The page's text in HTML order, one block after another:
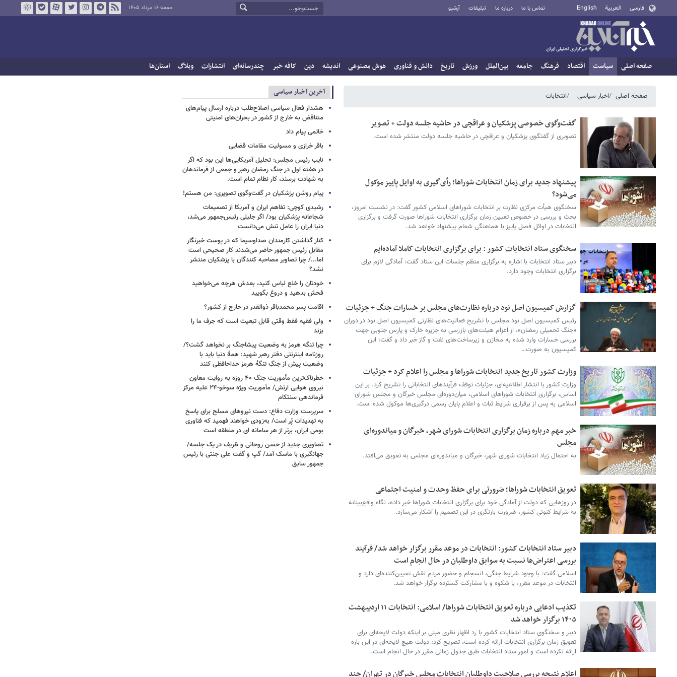
فارسی العربية English تماس با ما درباره ما تبلیغات آرشیو جمعه ۱۶ مرداد ۱۴۰۵
صفحه اصلی سیاست اقتصاد فرهنگ جامعه بین‌الملل ورزش تاریخ دانش و فناوری هوش مصنوعی اندیشه دین کافه خبر چندرسانه‌ای انتشارات وبلاگ استان‌ها
صفحه اصلی اخبار سیاسی انتخابات
گفت‌وگوی خصوصی پزشکیان و عراقچی در حاشیه جلسه دولت + تصویر
تصویری از گفتگوی پزشکیان و عراقچی در حاشیه جلسه دولت منتشر شده است.
پیشنهاد جدید برای زمان انتخابات شوراها؛ رأی‌گیری به اوایل پاییز موکول
می‌شود؟
سخنگوی هیأت مرکزی نظارت بر انتخابات شوراهای اسلامی کشور گفت: در نشست امروز،
بحث و بررسی در خصوص تعیین زمان برگزاری انتخابات شوراها صورت گرفت و برگزاری
انتخابات در اوائل فصل پاییز با هماهنگی شعام پیشنهاد خواهد شد.
سخنگوی ستاد انتخابات کشور : برای برگزاری انتخابات کاملا آماده‌ایم
دبیر ستاد انتخابات با اشاره به برگزاری منظم جلسات این ستاد گفت: آمادگی لازم برای
برگزاری انتخابات وجود دارد.
گزارش کمیسیون اصل نود درباره نظارت‌های مجلس بر خسارات جنگ + جزئیات
رئیس کمیسیون اصل نود مجلس با تشریح فعالیت‌های نظارتی کمیسیون اصل نود در دوران
«جنگ تحمیلی رمضان»، از اعزام هیئت‌های بازرسی به جزیره خارک و پارس جنوبی جهت
بررسی خسارات وارد شده به مخازن و زیرساخت‌های نفت و گاز خبر داد و گفت: این
کمیسیون به صورت…
وزارت کشور تاریخ جدید انتخابات شوراها و مجلس را اعلام کرد + جزئیات
وزارت کشور با انتشار اطلاعیه‌ای، جزئیات توقف فرآیندهای انتخاباتی را تشریح کرد. بر این
اساس، برگزاری انتخابات شوراهای اسلامی، میان‌دوره‌ای مجلس خبرگان و مجلس شورای
اسلامی به پس از برقراری شرایط ثبات و اعلام پایان رسمی درگیری‌ها موکول شده است.
خبر مهم درباره زمان برگزاری انتخابات شورای شهر، خبرگان و میاندوره‌ای
مجلس
به احتمال زیاد انتخابات شورای شهر، خبرگان و میاندوره‌ای مجلس به تعوبق می‌افتد.
تعویق انتخابات شوراها؛ ضرورتی برای حفظ وحدت و امنیت اجتماعی
در روزهایی که دولت از آمادگی خود برای برگزاری انتخابات شوراها خبر داده، نگاه واقع‌بینانه
به شرایط کنونی کشور، ضرورت بازنگری در این تصمیم را آشکار می‌سازد.
دبیر ستاد انتخابات کشور: انتخابات در موعد مقرر برگزار خواهد شد/ فرآیند
بررسی اعتراض‌ها نسبت به سوابق داوطلبان در حال انجام است
اسلامی گفت: با وجود شرایط جنگی، انسجام و حضور مردم نقش تعیین‌کننده‌ای دارد و
انتخابات در موعد مقرر، با شکوه و با مشارکت گسترده برگزار خواهد شد.
تکذیب ادعایی درباره تعویق انتخابات شوراها/ اسلامی: انتخابات ۱۱ اردیبهشت
۱۴۰۵ برگزار خواهد شد
دبیر و سخنگوی ستاد انتخابات کشور با رد اظهار نظری مبنی بر اینکه دولت لایحه‌ای برای
تعویق زمان برگزاری انتخابات ارائه کرده است، تصریح کرد: دولت هیچ لایحه‌ای در این باره
ارائه نکرده است و امور ستاد انتخابات طبق جدول زمانی مقرر در حال انجام است.
اعلام نتیجه بررسی صلاحیت داوطلبان انتخابات مجلس خبرگان در تهران/ چند
آخرین اخبار سیاسی
هشدار فعال سیاسی اصلاح‌طلب درباره ارسال پیام‌های
متناقض به خارج از کشور در بحران‌های امنیتی
خاتمی پیام داد
باقر خرازی و مسولیت مقامات قضایی
نایب رئیس مجلس: تحلیل آمریکایی‌ها این بود که اگر
در هفته اول در جنگ رمضان رهبر و جمعی از فرماندهان
به شهادت برسند، کار نظام تمام است.
پیام روشن پزشکیان در گفت‌وگوی تصویری: من هستم!
رشیدی کوچی: تفاهم ایران و آمریکا از تصمیمات
شجاعانه پزشکیان بود/ اگر جلیلی رئیس‌جمهور می‌شد،
دنیا ایران را عامل تنش می‌دانست
کنار گذاشتن کارمندان صداوسیما که در پوست خبرنگار
مقابل رئیس جمهور حاضر می‌شدند کار صحیحی است
اما.../ چرا تصاویر مصاحبه کنندگان با پزشکیان منتشر
نشد؟
خودتان را خلع لباس کنید، بعدش هرچه می‌خواهید
فحش بدهید و دروغ بگویید
اقامت پسر محمدباقر ذوالقدر در خارج از کشور؟
ولی فقیه فقط وقتی قابل تبعیت است که جرف ما را
بزند
چرا تنگه هرمز به وضعیت پیشاجنگ بر نخواهد گشت؟/
روزنامه اینترنتی دفتر رهبر شهید: همۀ دنیا باید با
وضعیت پیش از جنگِ تنگۀ هرمز خداحافظی کنند
خطرناک‌ترین مأموریت جنگ ۴۰ روزه به روایت معاون
نیروی هوایی ارتش/ مأموریت ویژه سوخو-۲۴ علیه مرکز
فرماندهی سنتکام
سرپرست وزارت دفاع: دست نیروهای مسلح برای پاسخ
به تهدیدات پُر است/ به‌زودی خواهند فهمید که فناوری
بومی ایران، برتر از هر سامانه ای در منطقه است
تصاویری جدید از حسن روحانی و ظریف در یک جلسه/
جهانگیری با ماسک آمد/ گپ و گفت علی جنتی با رئیس
جمهور سابق